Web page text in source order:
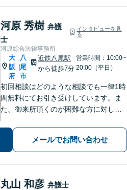
河原 秀樹 弁護
士
インタビューを見
る
河原綜合法律事務所
大
阪
府
八
尾
市
近鉄八尾駅
から徒歩7分
営業時間：10:00~
20:00（平日）
初回相談はどのような相談でも一律1時
間無料にてお引き受けしています。ま
た、御来所頂くのが困難な方に対して
す。弁護士事務所の比較的少ない八尾
市及び近隣市・区の方々に上質なリー
ガルサービスを提供いたします。
メールでお問い合わせ
丸山 和彦 弁護士